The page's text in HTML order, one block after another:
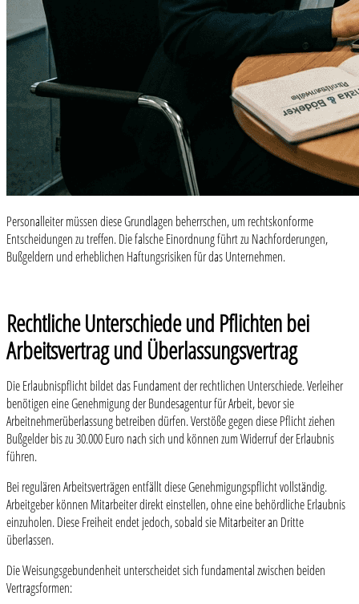
Personalleiter müssen diese Grundlagen beherrschen, um rechtskonforme
Entscheidungen zu treffen. Die falsche Einordnung führt zu Nachforderungen,
Bußgeldern und erheblichen Haftungsrisiken für das Unternehmen.
Rechtliche Unterschiede und Pflichten bei
Arbeitsvertrag und Überlassungsvertrag
Die Erlaubnispflicht bildet das Fundament der rechtlichen Unterschiede. Verleiher
benötigen eine Genehmigung der Bundesagentur für Arbeit, bevor sie
Arbeitnehmerüberlassung betreiben dürfen. Verstöße gegen diese Pflicht ziehen
Bußgelder bis zu 30.000 Euro nach sich und können zum Widerruf der Erlaubnis
führen.
Bei regulären Arbeitsverträgen entfällt diese Genehmigungspflicht vollständig.
Arbeitgeber können Mitarbeiter direkt einstellen, ohne eine behördliche Erlaubnis
einzuholen. Diese Freiheit endet jedoch, sobald sie Mitarbeiter an Dritte
überlassen.
Die Weisungsgebundenheit unterscheidet sich fundamental zwischen beiden
Vertragsformen: